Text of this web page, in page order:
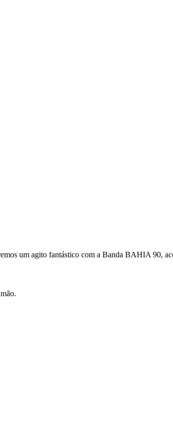
um agito fantástico com a Banda BAHIA 90,